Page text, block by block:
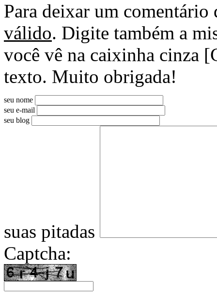
Para deixar um
válido. Digite também a
você vê na caixinha cinza
texto. Muito obrigada!
seu nome
seu e-mail
seu blog
suas pitadas
Captcha: